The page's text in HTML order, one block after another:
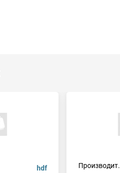
hdf
Производит.